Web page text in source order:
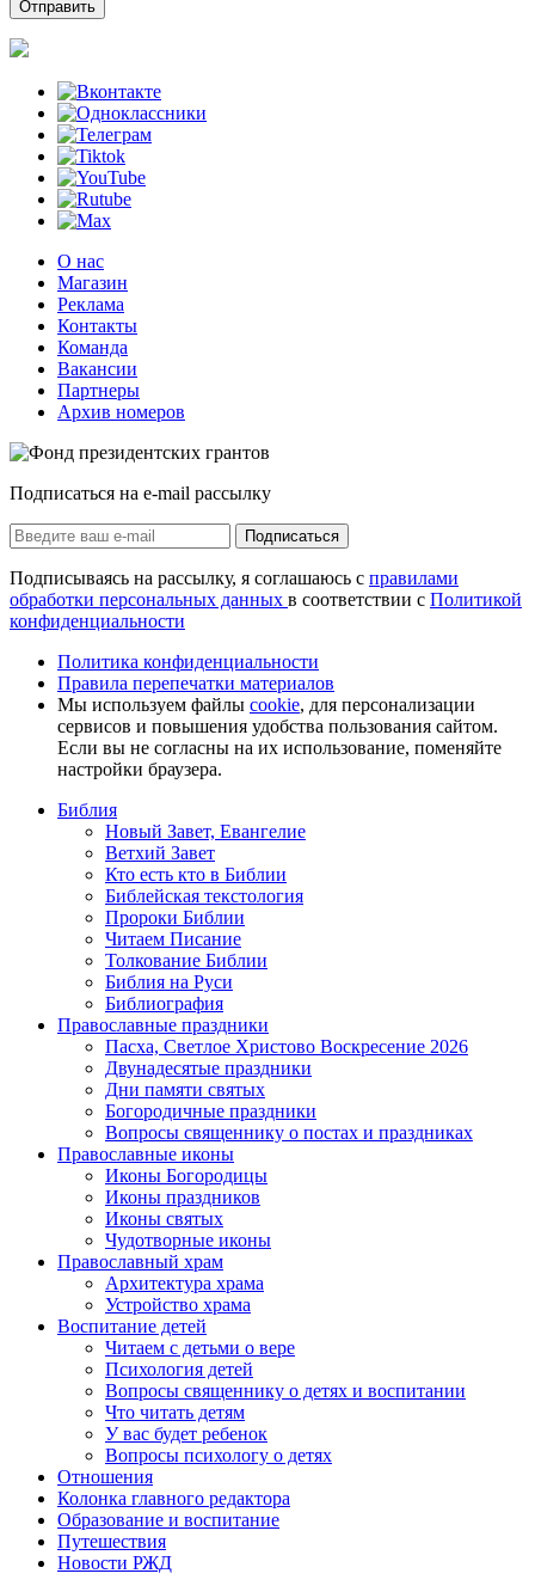
О нас
Магазин
Реклама
Контакты
Команда
Вакансии
Партнеры
Архив номеров
Подписаться на e-mail рассылку
Подписаться
Подписываясь на рассылку, я соглашаюсь с правилами
обработки персональных данных в соответствии с Политикой
конфиденциальности
Политика конфиденциальности
Правила перепечатки материалов
Мы используем файлы cookie, для персонализации
сервисов и повышения удобства пользования сайтом.
Если вы не согласны на их использование, поменяйте
настройки браузера.
Библия
Новый Завет, Евангелие
Ветхий Завет
Кто есть кто в Библии
Библейская текстология
Пророки Библии
Читаем Писание
Толкование Библии
Библия на Руси
Библиография
Православные праздники
Пасха, Светлое Христово Воскресение 2026
Двунадесятые праздники
Дни памяти святых
Богородичные праздники
Вопросы священнику о постах и праздниках
Православные иконы
Иконы Богородицы
Иконы праздников
Иконы святых
Чудотворные иконы
Православный храм
Архитектура храма
Устройство храма
Воспитание детей
Читаем с детьми о вере
Психология детей
Вопросы священнику о детях и воспитании
Что читать детям
У вас будет ребенок
Вопросы психологу о детях
Отношения
Колонка главного редактора
Образование и воспитание
Путешествия
Новости РЖД